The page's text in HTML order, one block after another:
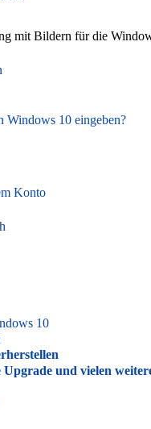
mit Bildern für die
Windows 10 eingeben?
Konto
10
und vielen